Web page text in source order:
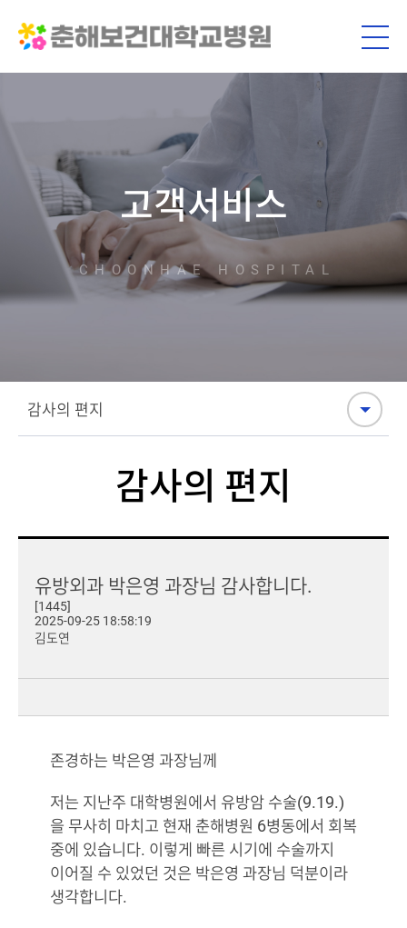
고객서비스
감사의 편지
유방외과 박은영 과장님 감사합니다.
[1445]
2025-09-25 18:58:19
김도연
존경하는 박은영 과장님께
저는 지난주 대학병원에서 유방암 수술(9.19.)
을 무사히 마치고 현재 춘해병원 6병동에서 회복
중에 있습니다. 이렇게 빠른 시기에 수술까지
이어질 수 있었던 것은 박은영 과장님 덕분이라
생각합니다.